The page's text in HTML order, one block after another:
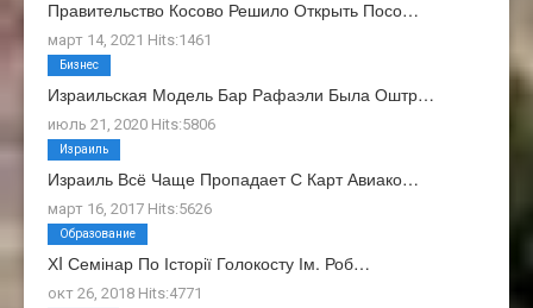
Правительство Косово Решило Открыть Посо…
март 14, 2021 Hits:1461
Израильская Модель Бар Рафаэли Была Оштр…
июль 21, 2020 Hits:5806
Бизнес
Израиль Всё Чаще Пропадает С Карт Авиако…
март 16, 2017 Hits:5626
Израиль
ХI Семінар По Історії Голокосту Ім. Роб…
окт 26, 2018 Hits:4771
Образование